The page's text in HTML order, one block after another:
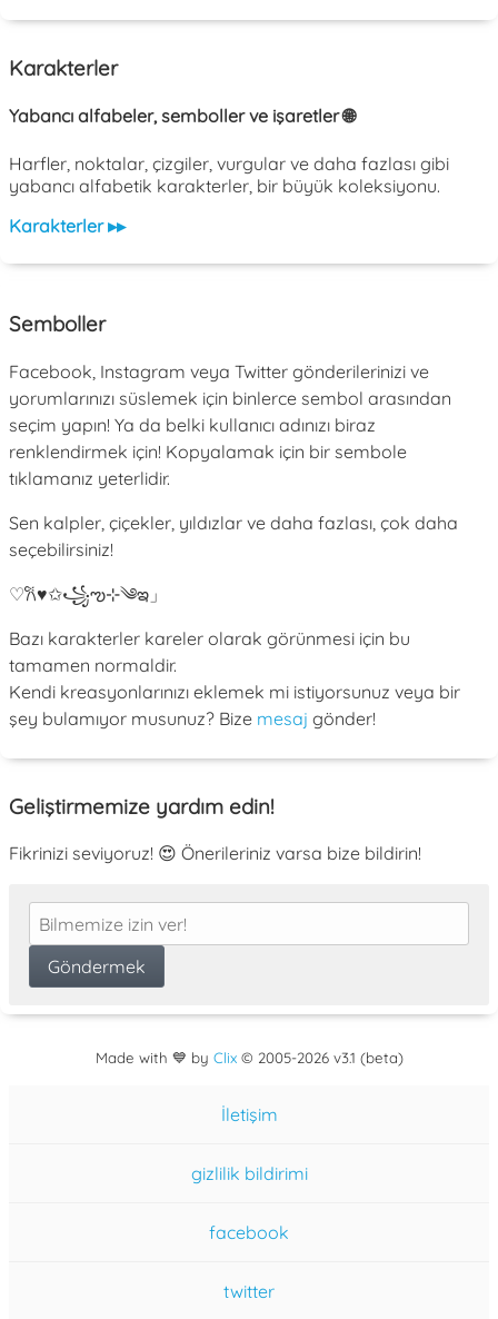
Karakterler
Yabancı alfabeler, semboller ve işaretler 🌐
Harfler, noktalar, çizgiler, vurgular ve daha fazlası gibi
yabancı alfabetik karakterler, bir büyük koleksiyonu.
Karakterler ▸▸
Semboller
Facebook, Instagram veya Twitter gönderilerinizi ve
yorumlarınızı süslemek için binlerce sembol arasından
seçim yapın! Ya da belki kullanıcı adınızı biraz
renklendirmek için! Kopyalamak için bir sembole
tıklamanız yeterlidir.
Sen kalpler, çiçekler, yıldızlar ve daha fazlası, çok daha
seçebilirsiniz!
♡𐙚♥✩꧁ఌ⊹༄ఇ 」
Bazı karakterler kareler olarak görünmesi için bu
tamamen normaldir.
Kendi kreasyonlarınızı eklemek mi istiyorsunuz veya bir
şey bulamıyor musunuz? Bize mesaj gönder!
Geliştirmemize yardım edin!
Fikrinizi seviyoruz! 😍 Önerileriniz varsa bize bildirin!
Made with 💙 by Clix© 2005-2026 v3.1 (beta)
İletişim
gizlilik bildirimi
facebook
twitter